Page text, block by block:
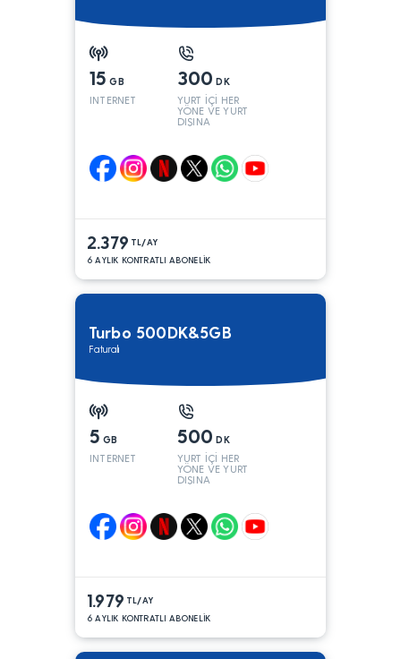
15 GB
INTERNET
300 DK
YURT İÇİ HER
YÖNE VE YURT
DIŞINA
2.379 TL/AY
6 AYLIK KONTRATLI ABONELİK
Turbo 500DK&5GB
Faturalı
5 GB
INTERNET
500 DK
YURT İÇİ HER
YÖNE VE YURT
DIŞINA
1.979 TL/AY
6 AYLIK KONTRATLI ABONELİK